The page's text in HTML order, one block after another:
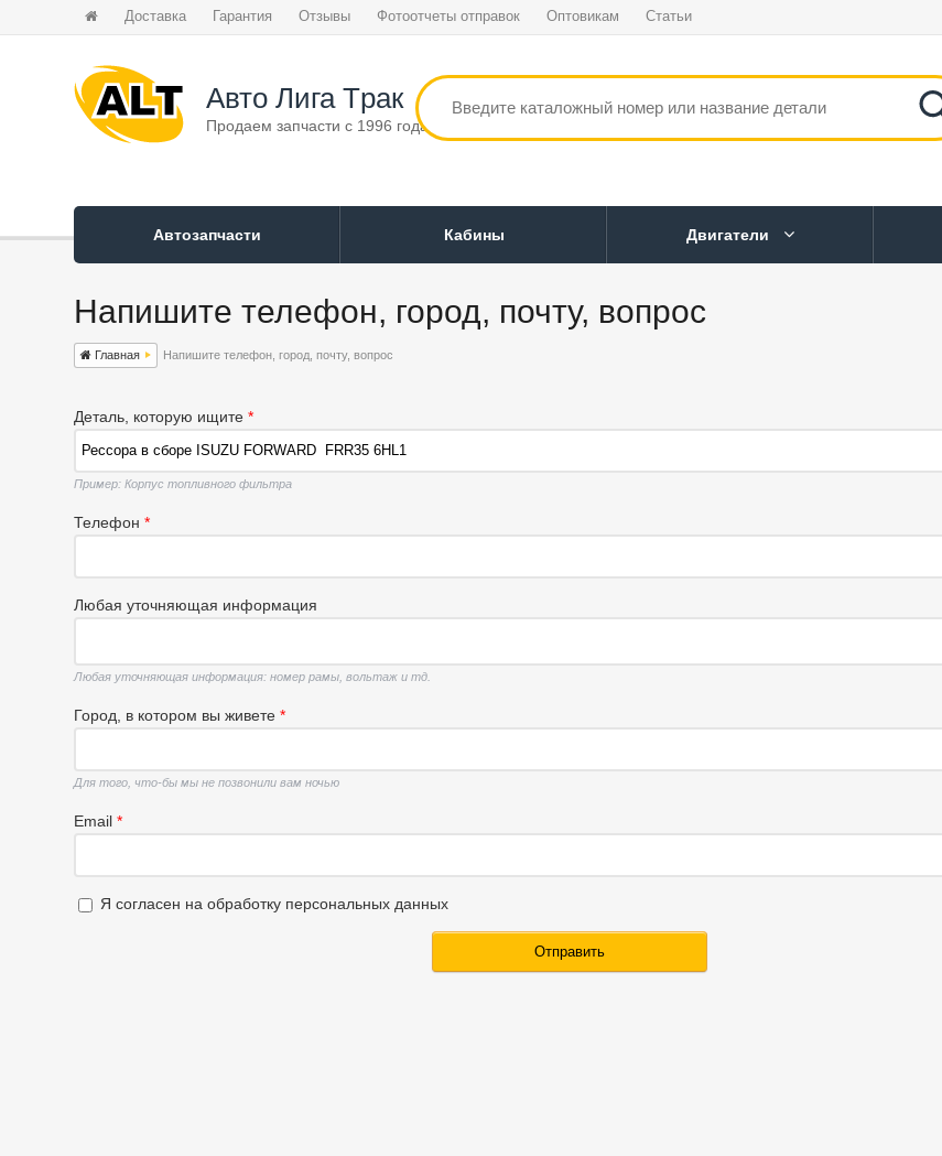
Доставка Гарантия Отзывы Фотоотчеты отправок Оптовикам Статьи
Авто Лига Tрак
Продаем запчасти с 1996 года
Автозапчасти Кабины Двигатели
Напишите телефон, город, почту, вопрос
Главная Напишите телефон, город, почту, вопрос
Деталь, которую ищите *
Пример: Корпус топливного фильтра
Телефон *
Любая уточняющая информация
Любая уточняющая информация: номер рамы, вольтаж и тд.
Город, в котором вы живете *
Для того, что-бы мы не позвонили вам ночью
Email *
Я согласен на обработку персональных данных*
Я согласен на обработку персональных данных